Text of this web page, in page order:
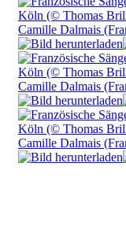
Camille Dalmais
Camille Dalmais
Camille Dalmais